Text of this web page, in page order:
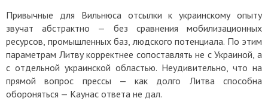
Привычные для Вильнюса отсылки к украинскому опыту
звучат абстрактно — без сравнения мобилизационных
ресурсов, промышленных баз, людского потенциала. По этим
параметрам Литву корректнее сопоставлять не с Украиной, а
с отдельной украинской областью. Неудивительно, что на
прямой вопрос прессы — как долго Литва способна
обороняться — Каунас ответа не дал.